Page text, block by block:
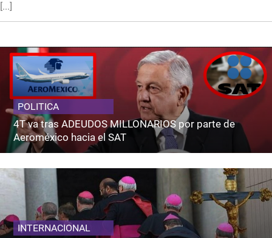
[...]
POLITICA
4T va tras ADEUDOS MILLONARIOS por parte de
Aeroméxico hacia el SAT
INTERNACIONAL